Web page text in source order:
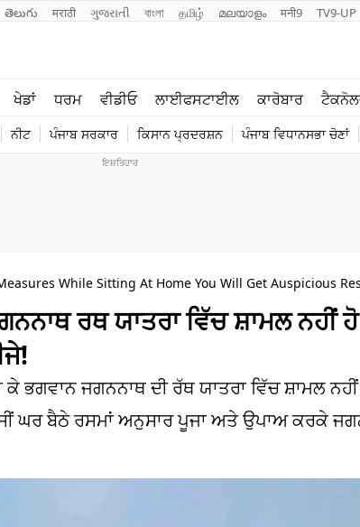
తెలుగు मराठी ગુજરાતી বাংলা தமிழ் മലയാളം मनी9 TV9-UP
ਖੇਡਾਂ ਧਰਮ ਵੀਡੀਓ ਲਾਈਫਸਟਾਈਲ ਕਾਰੋਬਾਰ
ਨੀਟ ਪੰਜਾਬ ਸਰਕਾਰ ਕਿਸਾਨ ਪ੍ਰਦਰਸ਼ਨ ਪੰਜਾਬ ਵਿਧਾਨਸਭਾ ਚੋਣਾਂ
ਪੰਜਾਬ
ਟੈਕਨੋਲਜੀ
While Sitting At Home You Will Get Auspicious
ਰਥ ਯਾਤਰਾ ਵਿੱਚ ਸ਼ਾਮਲ ਨਹੀਂ ਹੋ
ਭਗਵਾਨ ਜਗਨਨਾਥ ਦੀ ਰੱਥ ਯਾਤਰਾ ਵਿੱਚ ਸ਼ਾਮਲ
ਘਰ ਬੈਠੇ ਰਸਮਾਂ ਅਨੁਸਾਰ ਪੂਜਾ ਅਤੇ ਉਪਾਅ ਕਰਕੇ